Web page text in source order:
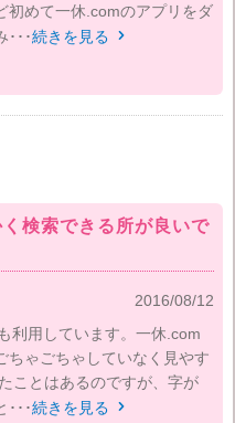
初めて一休.comのアプリをダ
･･･続きを見る 
検索できる所が良いで
2016/08/12
利用しています。一休.com
ちゃごちゃしていなく見やす
ことはあるのですが、字が
･･･続きを見る 